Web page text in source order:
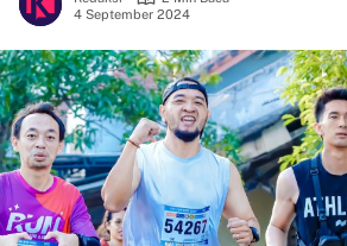
4 September 2024